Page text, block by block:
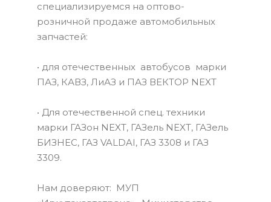
специализируемся на оптово-
розничной продаже автомобильных
запчастей:
• для отечественных автобусов марки
ПАЗ, КАВЗ, ЛиАЗ и ПАЗ ВЕКТОР NEXT
• Для отечественной спец. техники
марки ГАЗон NEXT, ГАЗель NEXT, ГАЗель
БИЗНЕС, ГАЗ VALDAI, ГАЗ 3308 и ГАЗ
3309.
Нам доверяют: МУП